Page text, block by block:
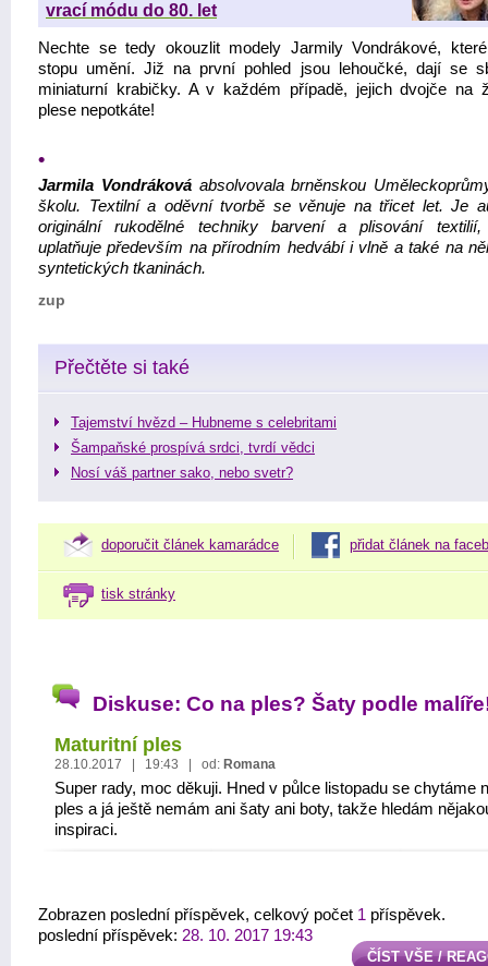
vrací módu do 80. let
Nechte se tedy okouzlit modely Jarmily Vondrákové,
stopu umění. Již na první pohled jsou lehoučké, dají se
miniaturní krabičky. A v každém případě, jejich dvojče na
plese nepotkáte!
•
Jarmila Vondráková absolvovala brněnskou
školu. Textilní a oděvní tvorbě se věnuje na třicet let. Je
originální rukodělné techniky barvení a plisování textilií,
uplatňuje především na přírodním hedvábí i vlně a také na
syntetických tkaninách.
zup
Přečtěte si také
Tajemství hvězd – Hubneme s celebritami
Šampaňské prospívá srdci, tvrdí vědci
Nosí váš partner sako, nebo svetr?
doporučit článek kamarádce přidat článek na
tisk stránky
Diskuse: Co na ples? Šaty podle
Maturitní ples
28.10.2017 | 19:43 | od: Romana
Super rady, moc děkuji. Hned v půlce listopadu se chytáme
ples a já ještě nemám ani šaty ani boty, takže hledám
inspiraci.
Zobrazen poslední příspěvek, celkový počet 1 příspěvek.
poslední příspěvek: 28. 10. 2017 19:43
ČÍST VŠE /